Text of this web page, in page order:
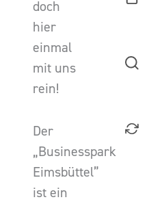
doch
hier
einmal
mit uns
rein!
Der
„Businesspark
Eimsbüttel”
ist ein